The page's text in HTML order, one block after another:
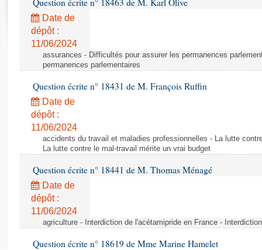
Rapports d'enquête
Rapports législatifs
Rapports sur l'application des lois
Baromètre de l’application des lois
Budget et sécurité sociale
Questions écrites et orales
Comptes rendus des débats
Question écrite n° 18463 de M. Karl Olive
Date de
dépôt :
11/06/2024
assurances - Difficultés pour assurer les permanences
permanences parlementaires
Question écrite n° 18431 de M. François Ruffin
Date de
dépôt :
11/06/2024
accidents du travail et maladies professionnelles - La lutte
La lutte contre le mal-travail mérite un vrai budget
Question écrite n° 18441 de M. Thomas Ménagé
Date de
dépôt :
11/06/2024
agriculture - Interdiction de l'acétamipride en France -
Question écrite n° 18619 de Mme Marine Hamelet